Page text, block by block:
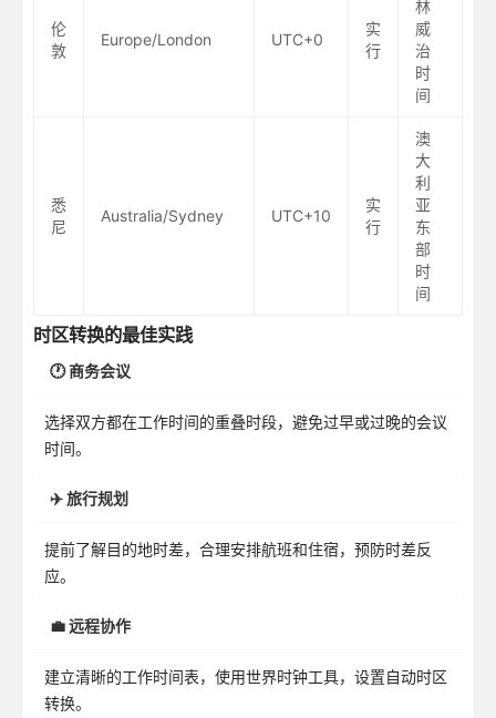
伦
敦
Europe/London UTC+0
实
行
林
威
治
时
间
悉
尼
Australia/Sydney UTC+10
实
行
澳
大
利
亚
东
部
时
间
时区转换的最佳实践
🕐 商务会议
选择双方都在工作时间的重叠时段，避免过早或过晚的会议
时间。
✈️ 旅行规划
提前了解目的地时差，合理安排航班和住宿，预防时差反
应。
💼 远程协作
建立清晰的工作时间表，使用世界时钟工具，设置自动时区
转换。